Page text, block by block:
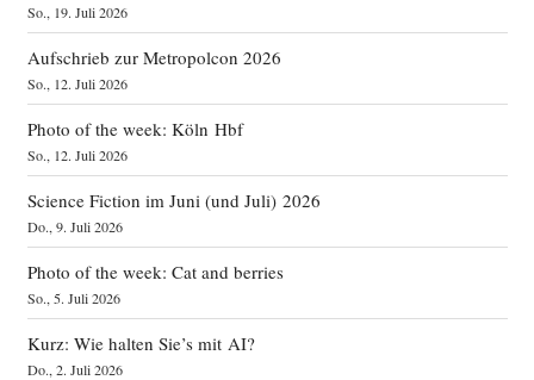
So., 19. Juli 2026
Aufschrieb zur Metropolcon 2026
So., 12. Juli 2026
Photo of the week: Köln Hbf
So., 12. Juli 2026
Science Fiction im Juni (und Juli) 2026
Do., 9. Juli 2026
Photo of the week: Cat and berries
So., 5. Juli 2026
Kurz: Wie halten Sie’s mit AI?
Do., 2. Juli 2026